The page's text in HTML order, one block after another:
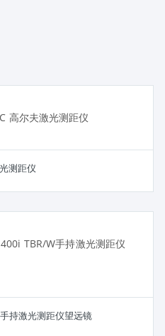
测距仪
手持激光测距仪望远镜